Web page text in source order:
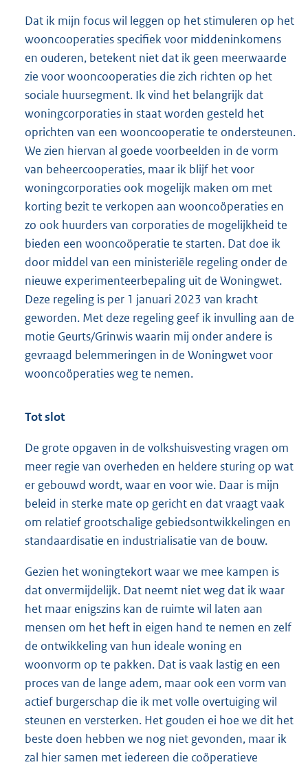
Dat ik mijn focus wil leggen op het stimuleren op het
wooncooperaties specifiek voor middeninkomens
en ouderen, betekent niet dat ik geen meerwaarde
zie voor wooncooperaties die zich richten op het
sociale huursegment. Ik vind het belangrijk dat
woningcorporaties in staat worden gesteld het
oprichten van een wooncooperatie te ondersteunen.
We zien hiervan al goede voorbeelden in de vorm
van beheercooperaties, maar ik blijf het voor
woningcorporaties ook mogelijk maken om met
korting bezit te verkopen aan wooncoöperaties en
zo ook huurders van corporaties de mogelijkheid te
bieden een wooncoöperatie te starten. Dat doe ik
door middel van een ministeriële regeling onder de
nieuwe experimenteerbepaling uit de Woningwet.
Deze regeling is per 1 januari 2023 van kracht
geworden. Met deze regeling geef ik invulling aan de
motie Geurts/Grinwis waarin mij onder andere is
gevraagd belemmeringen in de Woningwet voor
wooncoöperaties weg te nemen.
Tot slot
De grote opgaven in de volkshuisvesting vragen om
meer regie van overheden en heldere sturing op wat
er gebouwd wordt, waar en voor wie. Daar is mijn
beleid in sterke mate op gericht en dat vraagt vaak
om relatief grootschalige gebiedsontwikkelingen en
standaardisatie en industrialisatie van de bouw.
Gezien het woningtekort waar we mee kampen is
dat onvermijdelijk. Dat neemt niet weg dat ik waar
het maar enigszins kan de ruimte wil laten aan
mensen om het heft in eigen hand te nemen en zelf
de ontwikkeling van hun ideale woning en
woonvorm op te pakken. Dat is vaak lastig en een
proces van de lange adem, maar ook een vorm van
actief burgerschap die ik met volle overtuiging wil
steunen en versterken. Het gouden ei hoe we dit het
beste doen hebben we nog niet gevonden, maar ik
zal hier samen met iedereen die coöperatieve